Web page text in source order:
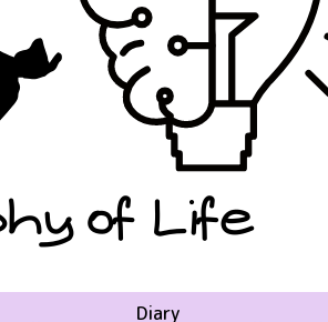
Diary